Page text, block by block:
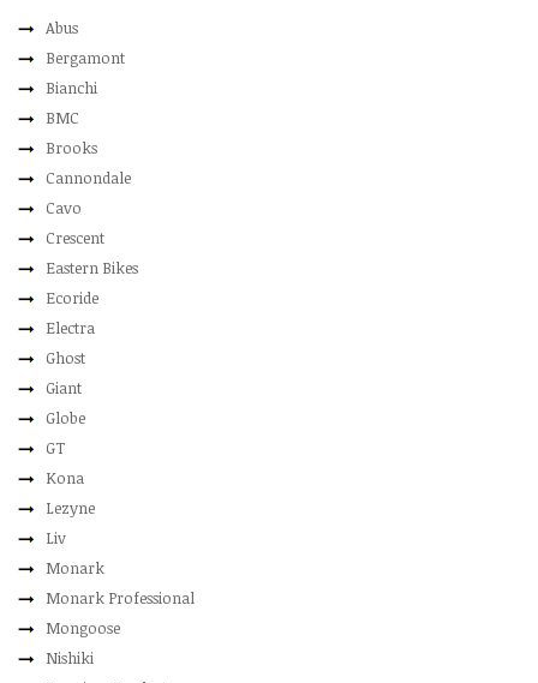
Abus
Bergamont
Bianchi
BMC
Brooks
Cannondale
Cavo
Crescent
Eastern Bikes
Ecoride
Electra
Ghost
Giant
Globe
GT
Kona
Lezyne
Liv
Monark
Monark Professional
Mongoose
Nishiki